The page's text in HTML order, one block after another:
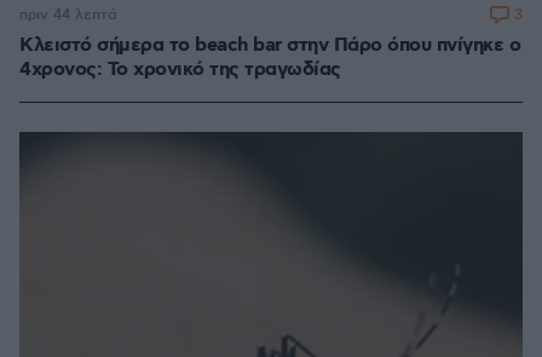
Κλειστό σήμερα το beach bar στην Πάρο όπου πνίγηκε ο
4χρονος: Το χρονικό της τραγωδίας
πριν 44 λεπτά 3